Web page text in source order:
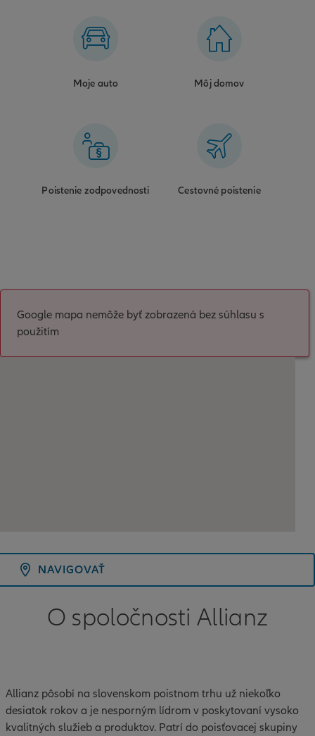
Moje auto Môj domov
Poistenie zodpovednosti Cestovné poistenie
Google mapa nemôže byť zobrazená bez súhlasu s
použitím
NAVIGOVAŤ
O spoločnosti Allianz
Allianz pôsobí na slovenskom poistnom trhu už niekoľko
desiatok rokov a je nesporným lídrom v poskytovaní vysoko
kvalitných služieb a produktov. Patrí do poisťovacej skupiny